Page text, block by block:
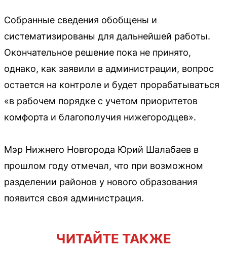
Собранные сведения обобщены и
систематизированы для дальнейшей работы.
Окончательное решение пока не принято,
однако, как заявили в администрации, вопрос
остается на контроле и будет прорабатываться
«в рабочем порядке с учетом приоритетов
комфорта и благополучия нижегородцев».
Мэр Нижнего Новгорода Юрий Шалабаев в
прошлом году отмечал, что при возможном
разделении районов у нового образования
появится своя администрация.
ЧИТАЙТЕ ТАКЖЕ